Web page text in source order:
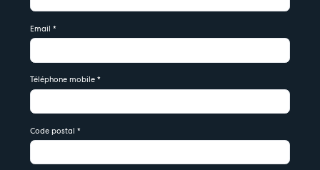
Email *
Téléphone mobile *
Code postal *